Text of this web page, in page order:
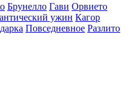
Брунелло Гави Орвието
ужин Кагор
Повседневное Разлито